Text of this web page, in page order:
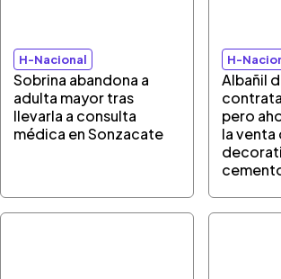
H-Nacional
Sobrina abandona a
adulta mayor tras
llevarla a consulta
médica en Sonzacate
H-
Albañil
pero
la venta